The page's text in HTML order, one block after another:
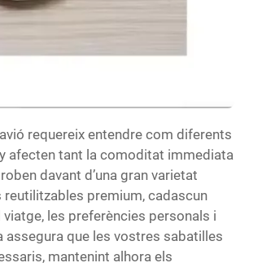
requereix entendre com diferents
afecten tant la comoditat immediata
davant d’una gran varietat
premium, cadascun
les preferències personals i
que les vostres sabatilles
mantenint alhora els